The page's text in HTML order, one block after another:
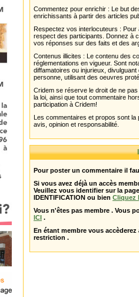
Commentez pour enrichir : Le but
enrichissants à partir des articles
Respectez vos interlocuteurs :
respect des participants. Donnez à
vos réponses sur des faits et des
Contenus illicites : Le contenu des
réglementations en vigueur. Sont
diffamatoires ou injurieux,
personne, utilisant des oeuvres
Cridem se réserve le droit de ne
la loi, ainsi que tout commentaire
participation à Cridem!
Les commentaires et propos sont
avis, opinion et responsabilité.
Pour poster un commentaire il
Si vous avez déjà un accès
Veuillez vous identifier sur la
IDENTIFICATION ou bien Cliquez
Vous n'êtes pas membre . Vous
ICI .
En étant membre vous accèderez
restriction .